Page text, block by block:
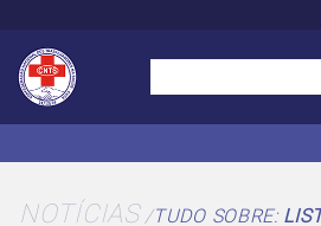
NOTÍCIAS TUDO SOBRE: